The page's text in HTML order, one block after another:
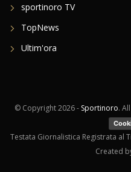
sportinoro TV
TopNews
Ultim'ora
© Copyright2026 - Sportinoro.
Testata Giornalistica Registrata al
Created